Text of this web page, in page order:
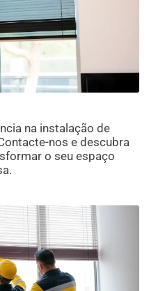
na instalação de
nos e descubra
o seu espaço